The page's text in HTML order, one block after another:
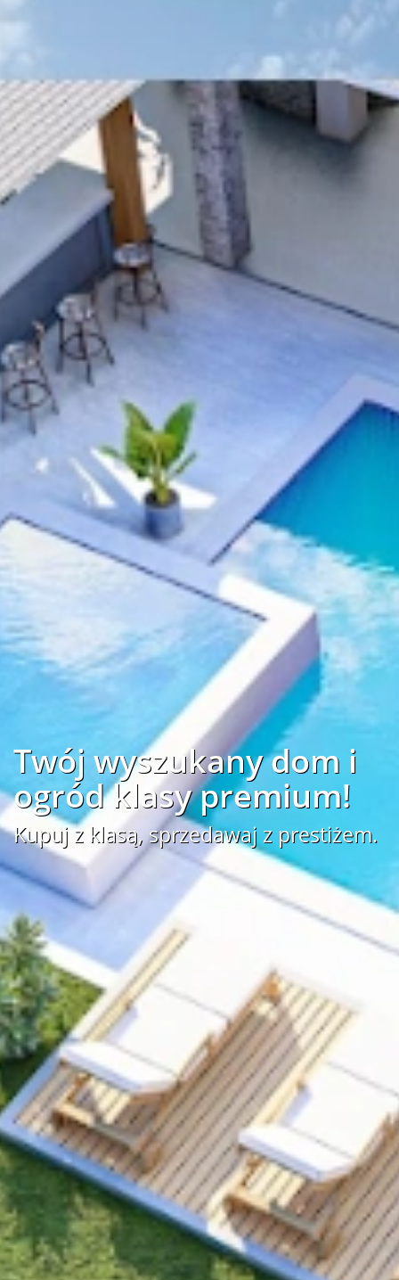
Twój wyszukany dom i
ogród klasy premium!
Kupuj z klasą, sprzedawaj z prestiżem.